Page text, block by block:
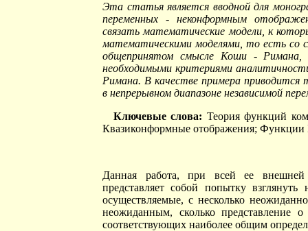
Эта статья является вводной для
переменных - неконформным
связать математические модели, к
математическими моделями, то есть со
общепринятом смысле Коши -
необходимыми критериями
Римана. В качестве примера приводится
в непрерывном диапазоне независимой
Ключевые слова: Теория функций
Квазиконформные отображения; Функции
Данная работа, при всей ее внешней
представляет собой попытку
осуществляемые, с несколько
неожиданным, сколько представление
соответствующих наиболее общим